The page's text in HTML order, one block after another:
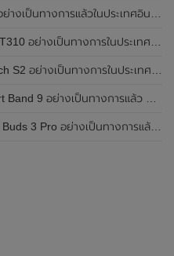
ที่ 30dB , ป้องกันฝุ่นและกันน้ำที่ระดับ IP54 , แบตเตอรี่สามารถใช้งานนานสูงสุด 36 ชั่วโมง
สูงสุด 46dB , เสียงรอบทิศทาง 360 องศา , แบตเตอรี่สามารถใช้งานได้นานสูงสุด 40 ชั่วโมง
ขนาด 1.43 นิ้ว , แบตเตอรี่ขนาดใหญ่ใช้งานได้นาน 20 วัน และรองรับคำสั่งเสียง Super AI Engine ที่ขับเคลื่อนโดย ChatGPT
าด 1.62 นิ้ว , ตัวเรือนเป็นโลหะ และแบตเตอรี่สุดอึดสามารถใช้งานได้นานถึง 21 วัน
สามารถลดเสียงรบกวนได้ 49dB และแบตเตอรี่สุดอึดใช้งานได้นานสูงสุดถึง 44 ชั่วโมง